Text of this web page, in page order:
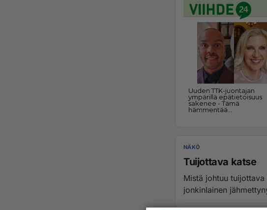
NÄKÖ
Tuijottava katse
Mistä johtuu
jonkinlainen